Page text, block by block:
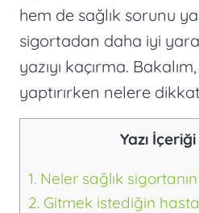
hem de sağlık sorunu
sigortadan daha iyi
yazıyı kaçırma.
yaptırırken nelere
Yazı İçeriği
1. Neler sağlık
2. Gitmek istediğin